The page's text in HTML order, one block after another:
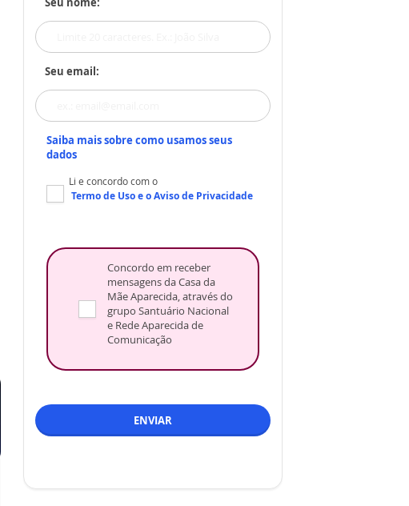
Seu email:
Saiba mais sobre como usamos seus
dados
Li e concordo com o
Termo de Usoe oAviso de Privacidade
Concordo em receber
mensagens da Casa da
Mãe Aparecida, através do
grupo Santuário Nacional
e Rede Aparecida de
Comunicação
ENVIAR